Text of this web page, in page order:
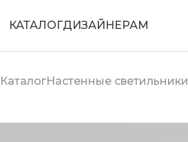
КАТАЛОГДИЗАЙНЕРАМ
КаталогНастенные светильники